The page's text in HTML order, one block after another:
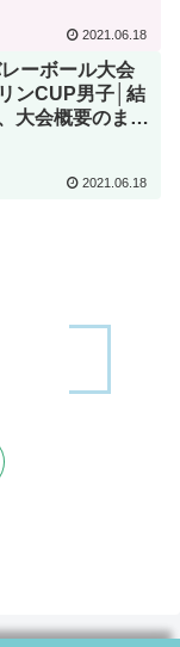
2021.06.18
ーボール大会
ンCUP男子│結
大会概要のまと
2021.06.18